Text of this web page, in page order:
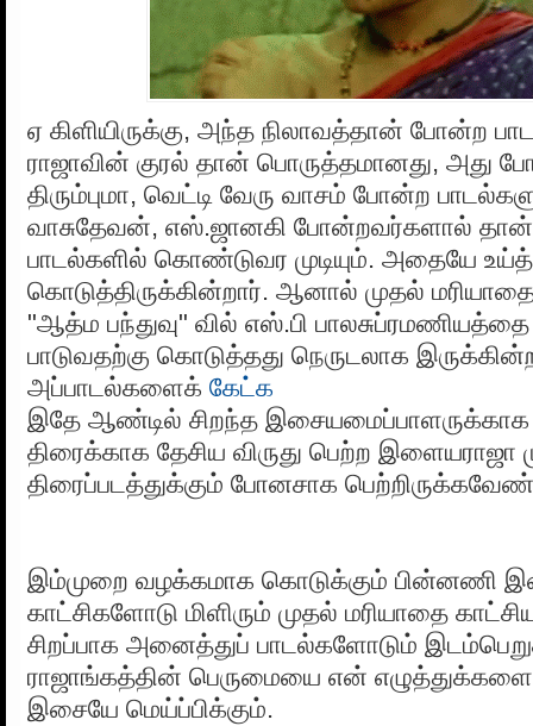
ஏ கிளியிருக்கு, அந்த நிலாவத்தான் போன்ற
ராஜாவின் குரல் தான் பொருத்தமானது, அது
திரும்புமா, வெட்டி வேரு வாசம் போன்ற
வாசுதேவன், எஸ்.ஜானகி போன்றவர்களால்
பாடல்களில் கொண்டுவர முடியும். அதையே
கொடுத்திருக்கின்றார். ஆனால் முதல்
"ஆத்ம பந்துவு" வில் எஸ்.பி
பாடுவதற்கு கொடுத்தது நெருடலாக
அப்பாடல்களைக் கேட்க
இதே ஆண்டில் சிறந்த இசையமைப்பாளருக்காக
திரைக்காக தேசிய விருது பெற்ற இளையராஜா
திரைப்படத்துக்கும் போனசாக
இம்முறை வழக்கமாக கொடுக்கும் பின்னணி
காட்சிகளோடு மிளிரும் முதல் மரியாதை
சிறப்பாக அனைத்துப் பாடல்களோடும்
ராஜாங்கத்தின் பெருமையை என்
இசையே மெய்ப்பிக்கும்.